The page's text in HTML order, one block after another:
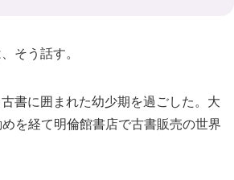
そう話す。
書に囲まれた幼少期を過ごした。大
を経て明倫館書店で古書販売の世界